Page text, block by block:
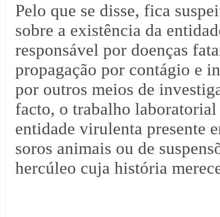
Pelo que se disse, fica
sobre a existência da
responsável por doenças
propagação por contágio e
por outros meios de
facto, o trabalho
entidade virulenta presente
soros animais ou de
hercúleo cuja história